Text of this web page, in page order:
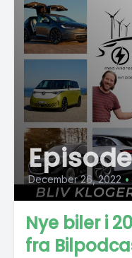
Episode
December 26, 2022 •
Nye biler i
fra